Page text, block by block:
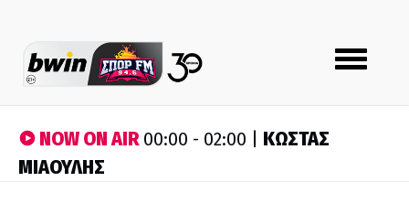
Toggle
navigation
NOW ON AIR00:00 - 02:00 | ΚΩΣΤΑΣ
ΜΙΑΟΥΛΗΣ